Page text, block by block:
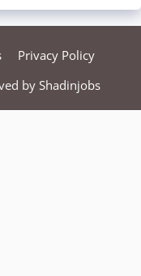
Privacy Policy
by Shadinjobs